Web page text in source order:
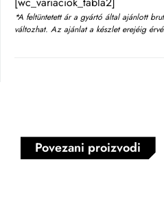
*A feltüntetett ár a gyártó által ajánlott
változhat. Az ajánlat a készlet erejéig
Povezani proizvodi